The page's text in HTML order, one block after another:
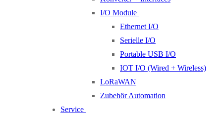
I/O Module
Ethernet I/O
Serielle I/O
Portable USB I/O
IOT I/O (Wired + Wireless)
LoRaWAN
Zubehör Automation
Service